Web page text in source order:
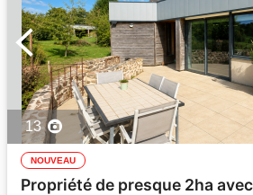
13
NOUVEAU
Propriété de presque 2ha